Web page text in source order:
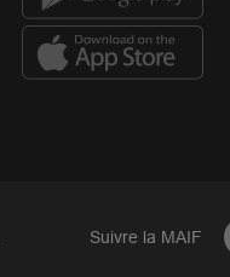
Suivre la MAIF